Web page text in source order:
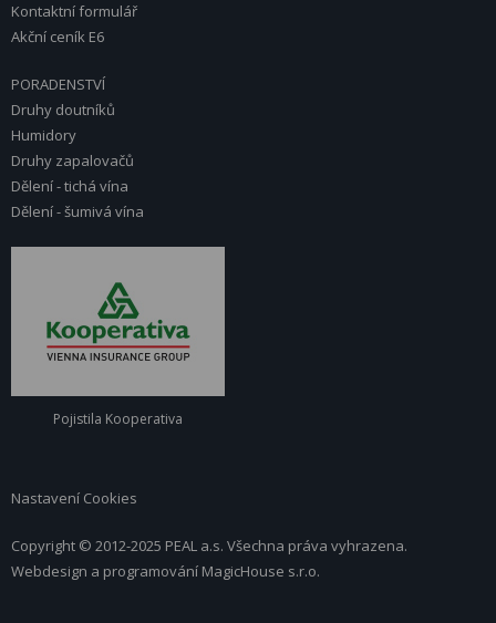
Kontaktní formulář
Akční ceník E6
PORADENSTVÍ
Druhy doutníků
Humidory
Druhy zapalovačů
Dělení - tichá vína
Dělení - šumivá vína
Pojistila Kooperativa
Nastavení Cookies
Copyright © 2012-2025 PEAL a.s. Všechna práva vyhrazena.
Webdesign a programování MagicHouse s.r.o.